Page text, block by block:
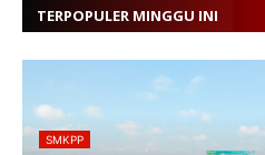
TERPOPULER MINGGU INI
SMKPP